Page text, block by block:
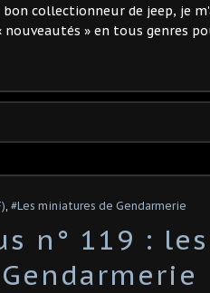
bon collectionneur de jeep, je
» en tous genres
, #Les miniatures de Gendarmerie
n° 119 : les